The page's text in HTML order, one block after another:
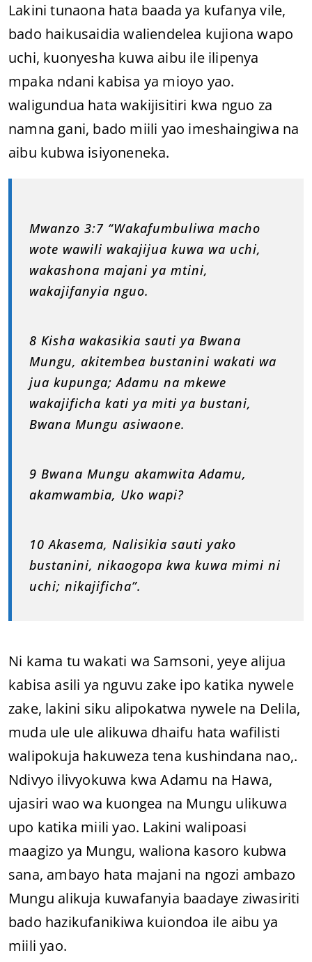
Lakini tunaona hata baada ya kufanya vile,
bado haikusaidia waliendelea kujiona wapo
uchi, kuonyesha kuwa aibu ile ilipenya
mpaka ndani kabisa ya mioyo yao.
waligundua hata wakijisitiri kwa nguo za
namna gani, bado miili yao imeshaingiwa na
aibu kubwa isiyoneneka.
Mwanzo 3:7 “Wakafumbuliwa macho
wote wawili wakajijua kuwa wa uchi,
wakashona majani ya mtini,
wakajifanyia nguo.
8 Kisha wakasikia sauti ya Bwana
Mungu, akitembea bustanini wakati wa
jua kupunga; Adamu na mkewe
wakajificha kati ya miti ya bustani,
Bwana Mungu asiwaone.
9 Bwana Mungu akamwita Adamu,
akamwambia, Uko wapi?
10 Akasema, Nalisikia sauti yako
bustanini, nikaogopa kwa kuwa mimi ni
uchi; nikajificha”.
Ni kama tu wakati wa Samsoni, yeye alijua
kabisa asili ya nguvu zake ipo katika nywele
zake, lakini siku alipokatwa nywele na Delila,
muda ule ule alikuwa dhaifu hata wafilisti
walipokuja hakuweza tena kushindana nao,.
Ndivyo ilivyokuwa kwa Adamu na Hawa,
ujasiri wao wa kuongea na Mungu ulikuwa
upo katika miili yao. Lakini walipoasi
maagizo ya Mungu, waliona kasoro kubwa
sana, ambayo hata majani na ngozi ambazo
Mungu alikuja kuwafanyia baadaye ziwasiriti
bado hazikufanikiwa kuiondoa ile aibu ya
miili yao.